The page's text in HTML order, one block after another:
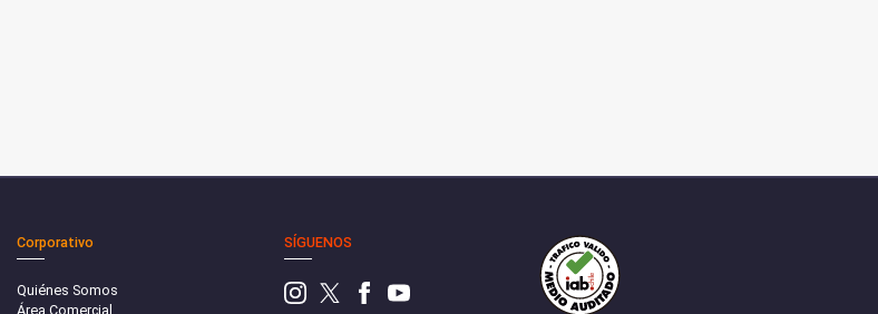
Corporativo
Quiénes Somos
Área Comercial
SÍGUENOS